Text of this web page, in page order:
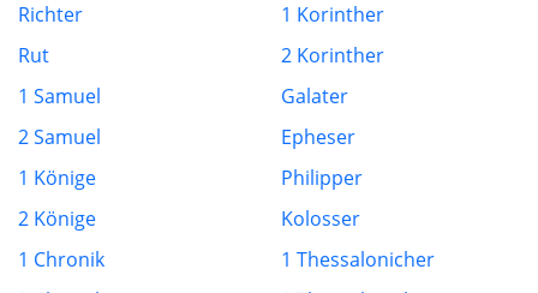
Richter
Rut
1 Samuel
2 Samuel
1 Könige
2 Könige
1 Chronik
1 Korinther
2 Korinther
Galater
Epheser
Philipper
Kolosser
1 Thessalonicher